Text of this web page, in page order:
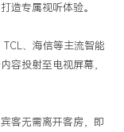
造专属视听体验。
TCL、海信等主流智能
容投射至电视屏幕，
客无需离开客房，即